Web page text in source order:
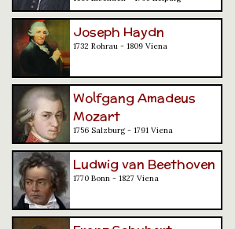
Joseph Haydn
1732 Rohrau - 1809 Viena
Wolfgang Amadeus
Mozart
1756 Salzburg - 1791 Viena
Ludwig van Beethoven
1770 Bonn - 1827 Viena